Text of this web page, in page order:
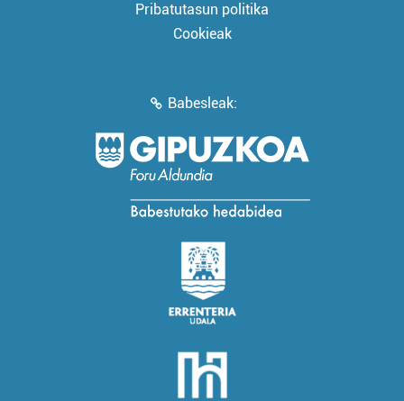
Pribatutasun politika
Cookieak
Babesleak: